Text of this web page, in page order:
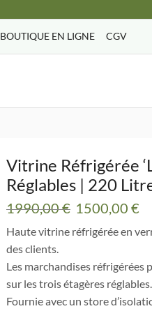
BOUTIQUE EN LIGNE CGV
Vitrine Réfrigérée
Réglables | 220
1990,00€ Le
initial
1990,00 €.
1500,00 €
Haute vitrine réfrigérée en
des clients.
Les marchandises
sur les trois étagères réglables.
Fournie avec un store